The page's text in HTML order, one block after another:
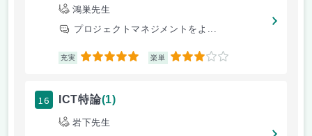
鴻巣先生
プロジェクトマネジメントをよ...
充実 5 楽単 3
16 ICT特論(1)
岩下先生